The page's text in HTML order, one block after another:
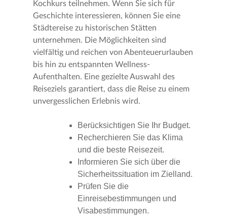
Kochkurs teilnehmen. Wenn Sie sich für
Geschichte interessieren, können Sie eine
Städtereise zu historischen Stätten
unternehmen. Die Möglichkeiten sind
vielfältig und reichen von Abenteuerurlauben
bis hin zu entspannten Wellness-
Aufenthalten. Eine gezielte Auswahl des
Reiseziels garantiert, dass die Reise zu einem
unvergesslichen Erlebnis wird.
Berücksichtigen Sie Ihr Budget.
Recherchieren Sie das Klima
und die beste Reisezeit.
Informieren Sie sich über die
Sicherheitssituation im Zielland.
Prüfen Sie die
Einreisebestimmungen und
Visabestimmungen.